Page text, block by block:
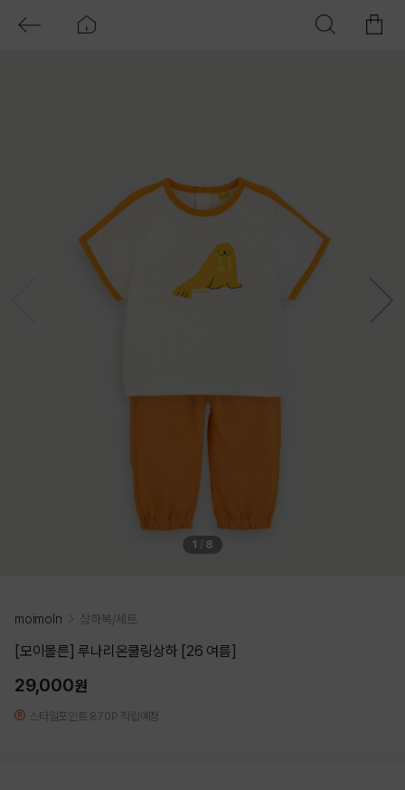
1 / 8
moimoln 상하복/세트
[모이몰른] 루나리온쿨링상하 [26 여름]
29,000원
스타일포인트 870P 적립예정